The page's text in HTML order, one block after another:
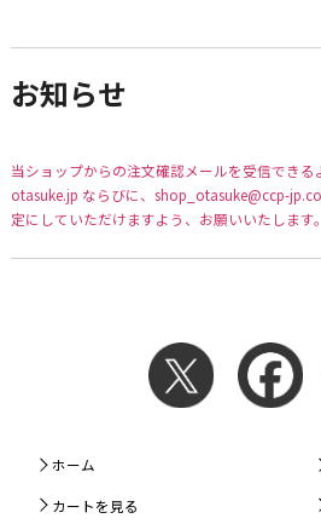
お知らせ
当ショップからの注文確認メールを受信でき
otasuke.jp ならびに、shop_otasuke@ccp-
定にしていただけますよう、お願いいたします。
ホーム
カートを見る